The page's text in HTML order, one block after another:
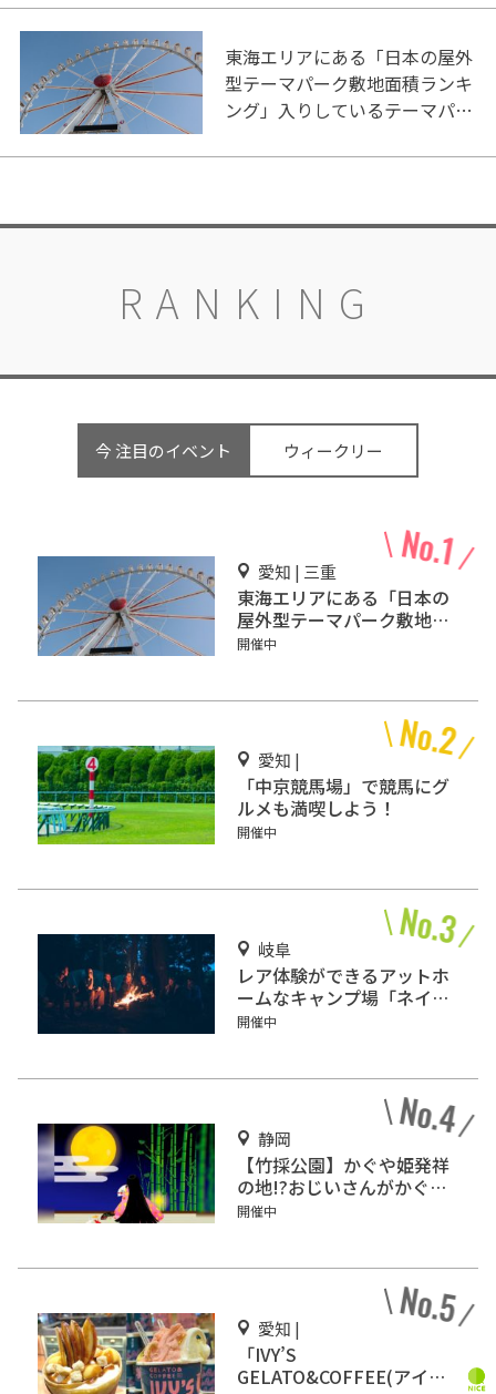
東海エリアにある「日本の屋外
型テーマパーク敷地面積ランキ
ング」入りしているテーマパー
RANKING
今 注目のイベント ウィークリー
愛知 | 三重
東海エリアにある「日本の
屋外型テーマパーク敷地面
積ランキング」入りしてい
開催中
愛知 |
「中京競馬場」で競馬にグ
ルメも満喫しよう！
開催中
岐阜
レア体験ができるアットホ
ームなキャンプ場「ネイチ
ャーランドかみのほ」
開催中
静岡
【竹採公園】かぐや姫発祥
の地!?おじいさんがかぐや
姫を見つけた場所を見に行
開催中
愛知 |
「IVY’S
GELATO&COFFEE(アイビ